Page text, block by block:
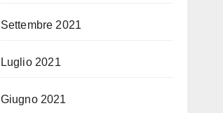
Settembre 2021
Luglio 2021
Giugno 2021